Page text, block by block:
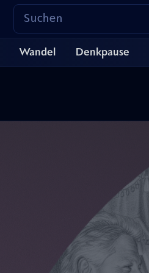
Wandel Denkpause